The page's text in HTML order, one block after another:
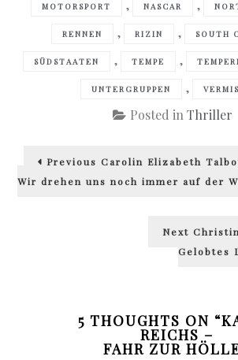
MOTORSPORT , NASCAR ,
RENNEN , RIZIN , SOUTH
SÜDSTAATEN , TEMPE ,
UNTERGRUPPEN ,
Posted inThriller
Beitragsnavigation
Previous Previous
Carolin Elizabeth
Wir drehen uns noch immer auf der
Next Next
Gelobtes
5 THOUGHTS ON “
REICHS –
FAHR ZUR